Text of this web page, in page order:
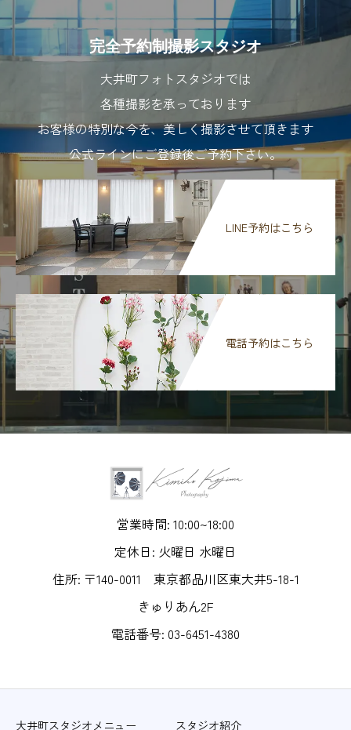
完全予約制撮影スタジオ
大井町フォトスタジオでは
各種撮影を承っております
お客様の特別な今を、美しく撮影させて頂きます
公式ラインにご登録後ご予約下さい。
LINE予約はこちら
電話予約はこちら
営業時間: 10:00~18:00
定休日: 火曜日 水曜日
住所: 〒140-0011 東京都品川区東大井5-18-1
きゅりあん2F
電話番号: 03-6451-4380
大井町スタジオメニュー スタジオ紹介